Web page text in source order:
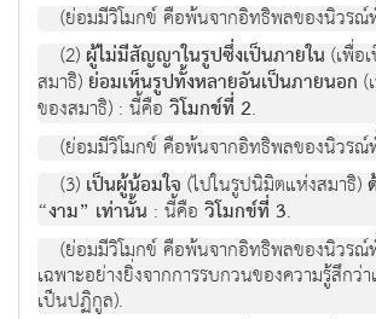
(ย่อมมีวิโมกข์ คือพ้นจากอิทธิพลของนิวรณ์
(2) ผู้ไม่มีสัญญาในรูปซึ่งเป็นภายใน (เพื่อ
สมาธิ)ย่อมเห็นรูปทั้งหลายอันเป็นภายนอก (
ของสมาธิ) : นี้คือ วิโมกข์ที่ 2.
(ย่อมมีวิโมกข์ คือพ้นจากอิทธิพลของนิวรณ์
(3) เป็นผู้น้อมใจ (ไปในรูปนิมิตแห่งสมาธิ)
“งาม” เท่านั้น : นี้คือ วิโมกข์ที่ 3.
(ย่อมมีวิโมกข์ คือพ้นจากอิทธิพลของนิวรณ์
เฉพาะอย่างยิ่งจากการรบกวนของความรู้สึก
เป็นปฏิกูล).